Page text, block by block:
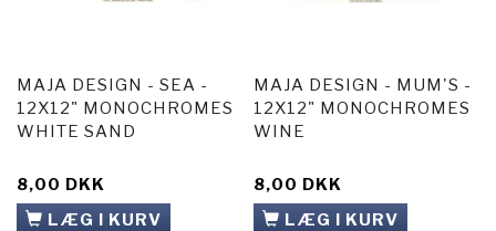
MAJA DESIGN - SEA -
12X12" MONOCHROMES
WHITE SAND
8,00 DKK
LÆG I KURV
MAJA DESIGN - MUM'S -
12X12" MONOCHROMES
WINE
8,00 DKK
LÆG I KURV